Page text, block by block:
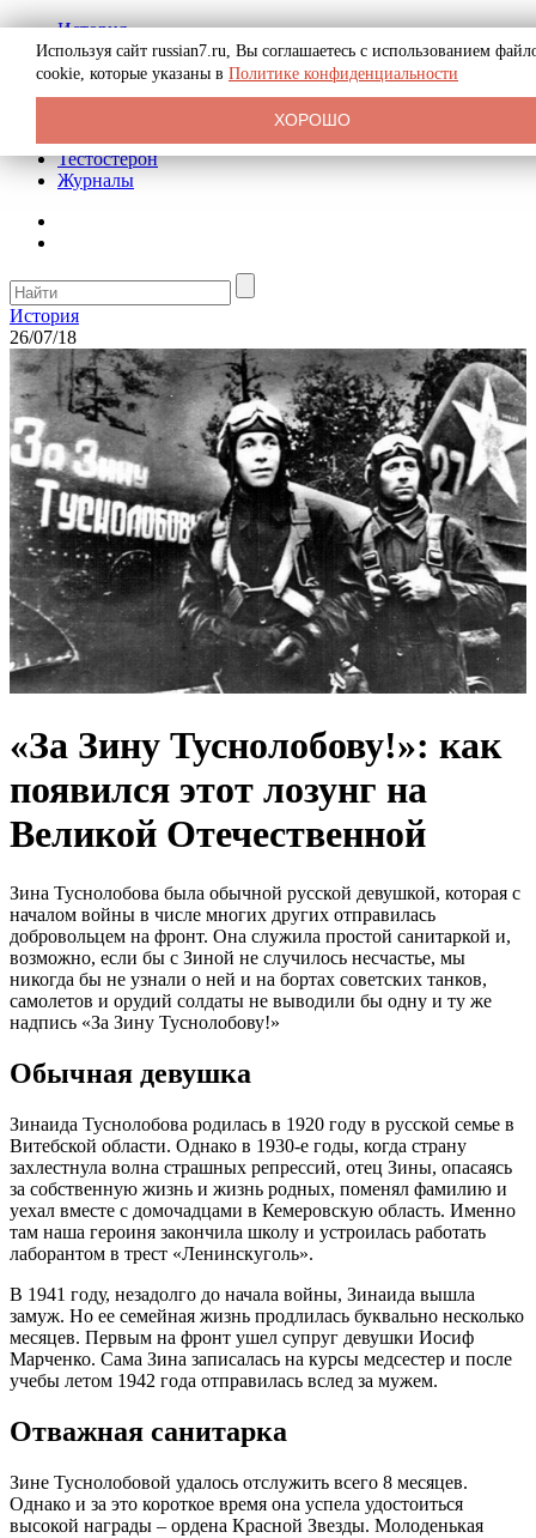
История
Биография
Криминал
Реклама на сайте
Тестостерон
Журналы
История
26/07/18
«За Зину Туснолобову!»: как
появился этот лозунг на
Великой Отечественной
Зина Туснолобова была обычной русской девушкой, которая с
началом войны в числе многих других отправилась
добровольцем на фронт. Она служила простой санитаркой и,
возможно, если бы с Зиной не случилось несчастье, мы
никогда бы не узнали о ней и на бортах советских танков,
самолетов и орудий солдаты не выводили бы одну и ту же
надпись «За Зину Туснолобову!»
Обычная девушка
Зинаида Туснолобова родилась в 1920 году в русской семье в
Витебской области. Однако в 1930-е годы, когда страну
захлестнула волна страшных репрессий, отец Зины, опасаясь
за собственную жизнь и жизнь родных, поменял фамилию и
уехал вместе с домочадцами в Кемеровскую область. Именно
там наша героиня закончила школу и устроилась работать
лаборантом в трест «Ленинскуголь».
В 1941 году, незадолго до начала войны, Зинаида вышла
замуж. Но ее семейная жизнь продлилась буквально несколько
месяцев. Первым на фронт ушел супруг девушки Иосиф
Марченко. Сама Зина записалась на курсы медсестер и после
учебы летом 1942 года отправилась вслед за мужем.
Отважная санитарка
Зине Туснолобовой удалось отслужить всего 8 месяцев.
Однако и за это короткое время она успела удостоиться
высокой награды – ордена Красной Звезды. Молоденькая
Используя сайт russian7.ru, Вы соглашаетесь с использованием
cookie, которые указаны в Политике конфиденциальности
ХОРОШО